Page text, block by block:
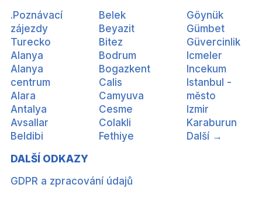
.Poznávací
zájezdy
Turecko
Alanya
Alanya
centrum
Alara
Antalya
Avsallar
Beldibi
Belek
Beyazit
Bitez
Bodrum
Bogazkent
Calis
Camyuva
Cesme
Colakli
Fethiye
Göynük
Gümbet
Güvercinlik
Icmeler
Incekum
Istanbul -
město
Izmir
Karaburun
Další →
DALŠÍ ODKAZY
GDPR a zpracování údajů